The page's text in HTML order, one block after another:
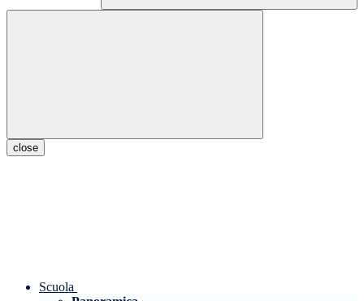
close
Scuola